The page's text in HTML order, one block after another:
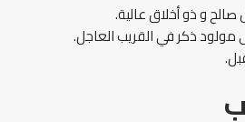
و ذو أخلاق عالية.
مولود ذكر في القريب العاجل.